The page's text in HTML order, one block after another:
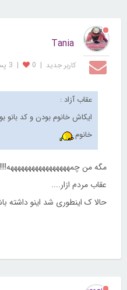
Tania
کاربر جديد |
0
| 3 پست
عقاب آزاد :
ایکاش خانوم بودن و کد بانو
خانوم
مگه من چمهههههههههههههههههه!!!!
عقاب مردم ازار....
حالا ک اینطوری شد اینو داشته